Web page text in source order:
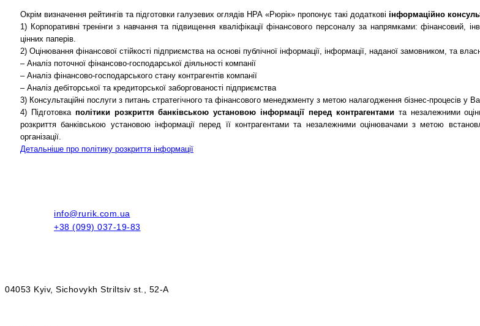
Окрім визначення рейтингів та підготовки галузевих оглядів НРА «Рюрік» пропонує такі додаткові інформаційно
1) Корпоративні тренінги з навчання та підвищення кваліфікації фінансового персоналу за напрямками: фінансовий,
цінних паперів.
2) Оцінювання фінансової стійкості підприємства на основі публічної інформації, інформації, наданої замовником, та
– Аналіз поточної фінансово-господарської діяльності компанії
– Аналіз фінансово-господарського стану контрагентів компанії
– Аналіз дебіторської та кредиторської заборгованості підприємства
3) Консультаційні послуги з питань стратегічного та фінансового менеджменту з метою налагодження бізнес-процесів у
4) Підготовка політики розкриття банківською установою інформації перед контрагентамита незалежними
розкриття банківською установою інформації перед її контрагентами та незалежними оцінювачами з метою
організації.
Детальніше про політику розкриття інформації
info@rurik.com.ua
+38 (099) 037-19-83
04053 Kyiv, Sichovykh Striltsiv st., 52-A